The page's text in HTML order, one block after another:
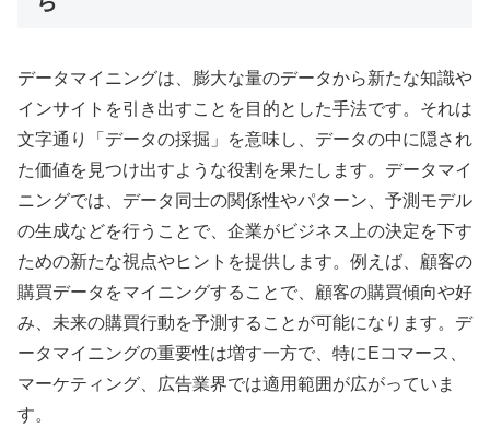
データマイニングは、膨大な量のデータから新たな知識や
インサイトを引き出すことを目的とした手法です。それは
文字通り「データの採掘」を意味し、データの中に隠され
た価値を見つけ出すような役割を果たします。データマイ
ニングでは、データ同士の関係性やパターン、予測モデル
の生成などを行うことで、企業がビジネス上の決定を下す
ための新たな視点やヒントを提供します。例えば、顧客の
購買データをマイニングすることで、顧客の購買傾向や好
み、未来の購買行動を予測することが可能になります。デ
ータマイニングの重要性は増す一方で、特にEコマース、
マーケティング、広告業界では適用範囲が広がっていま
す。